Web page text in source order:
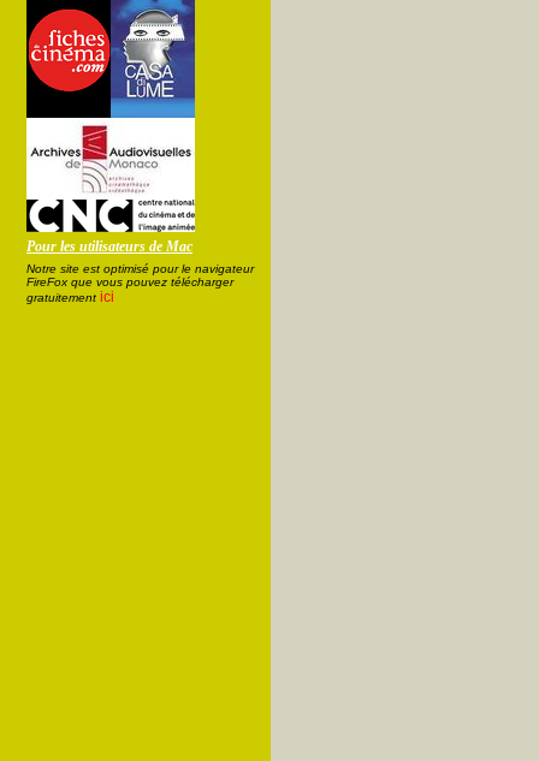
Pour les utilisateurs de Mac
Notre site est optimisé pour le navigateur
FireFox que vous pouvez télécharger
gratuitement ici